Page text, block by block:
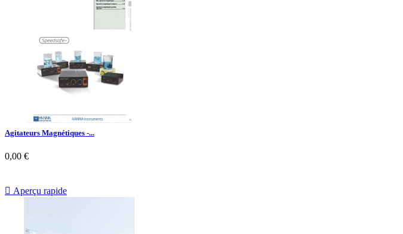
Agitateurs Magnétiques -...
0,00 €
 Aperçu rapide